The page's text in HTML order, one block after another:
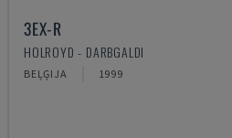
3EX-R
HOLROYD - DARBGALDI
BEĻĢIJA 1999